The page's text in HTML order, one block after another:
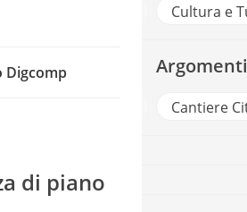
Digcomp
di piano
Cultura e Turismo
Argomenti
Cantiere Cittadinanza